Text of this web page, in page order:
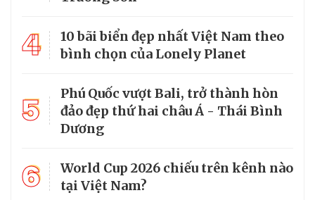
4
10 bãi biển đẹp nhất Việt Nam theo
bình chọn của Lonely Planet
5
Phú Quốc vượt Bali, trở thành hòn
đảo đẹp thứ hai châu Á - Thái Bình
Dương
6
World Cup 2026 chiếu trên kênh nào
tại Việt Nam?